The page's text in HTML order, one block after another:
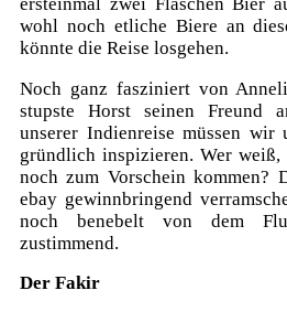
wohl noch etliche Biere an
könnte die Reise losgehen.
Noch ganz fasziniert von
stupste Horst seinen Freund
unserer Indienreise müssen wir
gründlich inspizieren. Wer weiß,
noch zum Vorschein kommen?
ebay gewinnbringend
noch benebelt von dem
zustimmend.
Der Fakir